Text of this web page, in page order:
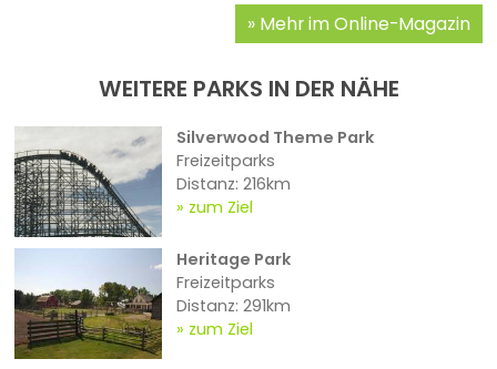
Mehr im Online-Magazin
WEITERE PARKS IN DER NÄHE
Silverwood Theme Park
Freizeitparks
Distanz: 216km
zum Ziel
Heritage Park
Freizeitparks
Distanz: 291km
zum Ziel